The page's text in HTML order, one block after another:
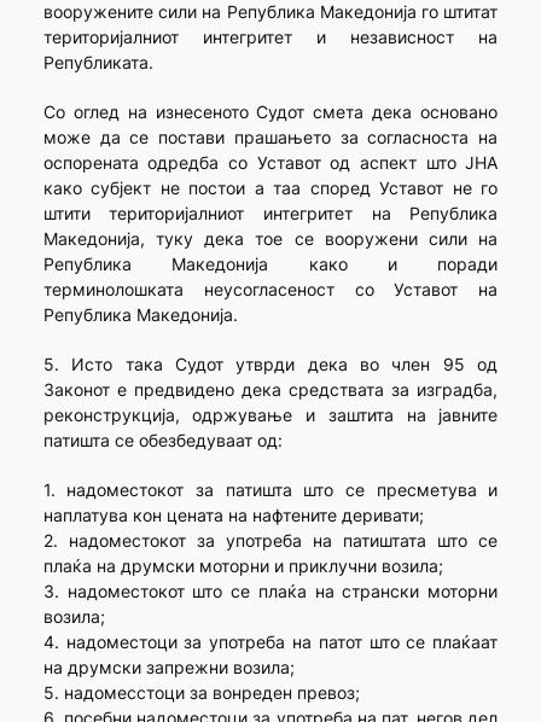
вооружените сили на Република Македонија го штитат
територијалниот интегритет и независност на
Републиката.
Со оглед на изнесеното Судот смета дека основано
може да се постави прашањето за согласноста на
оспорената одредба со Уставот од аспект што ЈНА
како субјект не постои а таа според Уставот не го
штити територијалниот интегритет на Република
Македонија, туку дека тое се вооружени сили на
Република Македонија како и поради
терминолошката неусогласеност со Уставот на
Република Македонија.
5. Исто така Судот утврди дека во член 95 од
Законот е предвидено дека средствата за изградба,
реконструкција, одржување и заштита на јавните
патишта се обезбедуваат од:
1. надоместокот за патишта што се пресметува и
наплатува кон цената на нафтените деривати;
2. надоместокот за употреба на патиштата што се
плаќа на друмски моторни и приклучни возила;
3. надоместокот што се плаќа на странски моторни
возила;
4. надоместоци за употреба на патот што се плаќаат
на друмски запрежни возила;
5. надомесстоци за вонреден превоз;